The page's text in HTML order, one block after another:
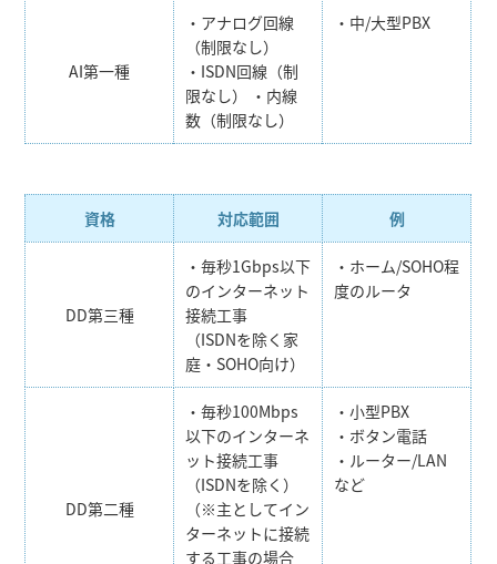
AI第一種
・アナログ回線
（制限なし）
・ISDN回線（制
限なし） ・内線
数（制限なし）
・中/大型PBX
資格 対応範囲 例
DD第三種
・毎秒1Gbps以下
のインターネット
接続工事
（ISDNを除く家
庭・SOHO向け）
・ホーム/SOHO程
度のルータ
DD第二種
・毎秒100Mbps
以下のインターネ
ット接続工事
（ISDNを除く）
（※主としてイン
ターネットに接続
する工事の場合
・小型PBX
・ボタン電話
・ルーター/LAN
など